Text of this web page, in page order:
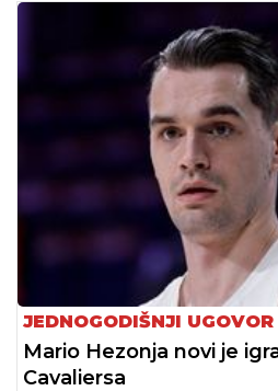
JEDNOGODIŠNJI UGOVOR
Mario Hezonja novi je
Cavaliersa